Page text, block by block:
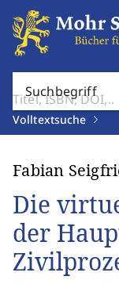
Suchbegriff
Volltextsuche
Fabian
Die
der